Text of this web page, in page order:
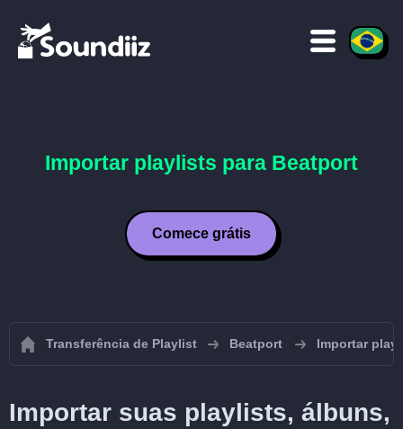
Importar playlists para Beatport
Comece grátis
Transferência de Playlist Beatport Importar
Importar suas playlists, álbuns,